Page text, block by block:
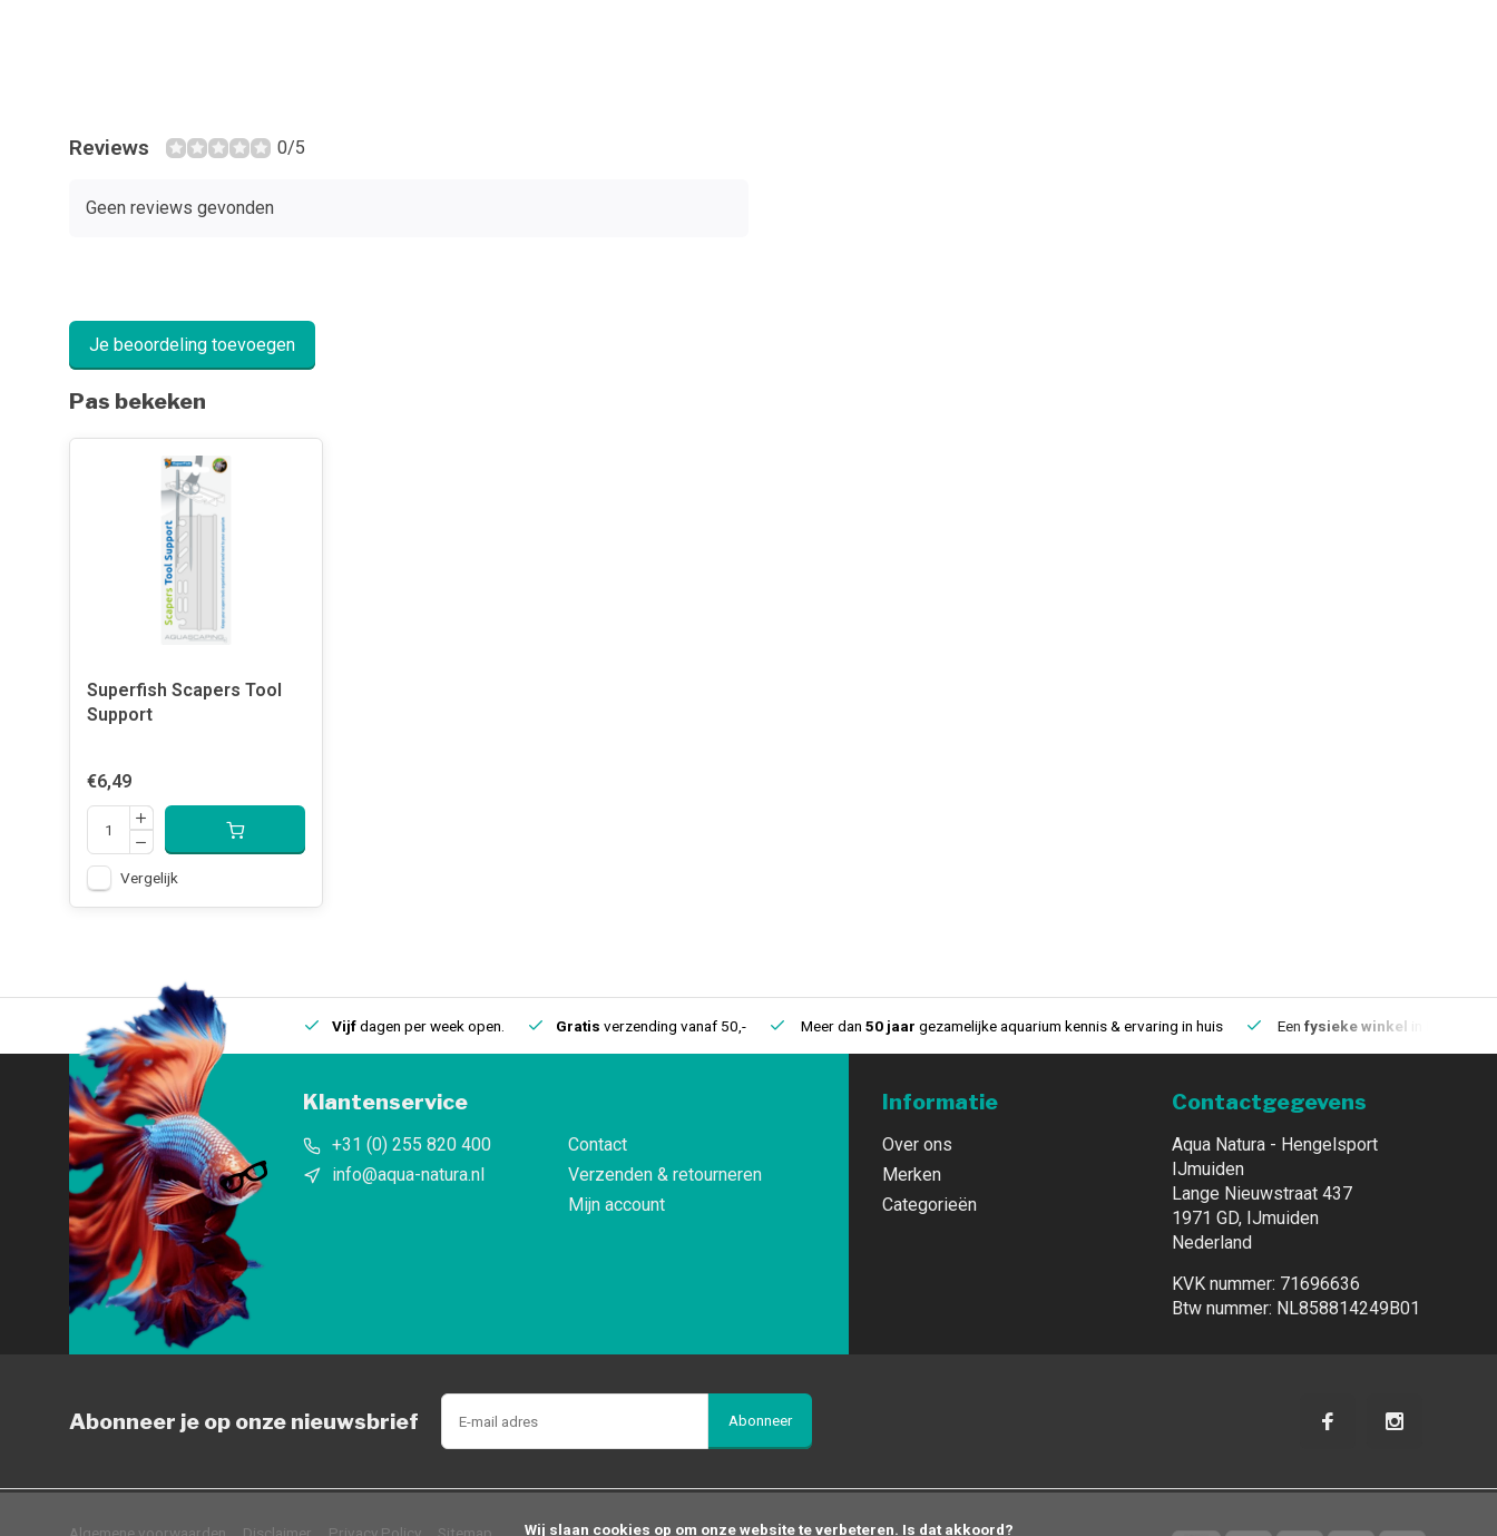
Reviews 0/5
Geen reviews gevonden
Je beoordeling toevoegen
Pas bekeken
Superfish Scapers Tool
Support
€6,49
Vergelijk
Eenfysieke winkelin IJmuiden Vijfdagen per week open. Gratis verzending vanaf 50,- Meer dan 50 jaar gezamelijke aquarium kennis & ervaring in huis Een fysieke winkel
Klantenservice
+31 (0) 255 820 400
info@aqua-natura.nl
Contact
Verzenden & retourneren
Mijn account
Informatie
Over ons
Merken
Categorieën
Contactgegevens
Aqua Natura - Hengelsport
IJmuiden
Lange Nieuwstraat 437
1971 GD, IJmuiden
Nederland
KVK nummer: 71696636
Btw nummer: NL858814249B01
Abonneer je op onze nieuwsbrief Abonneer
            Wij slaan cookies op om onze website te verbeteren. Is dat akkoord?